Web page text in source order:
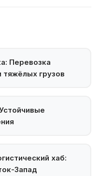
Перевозка
тяжёлых грузов
хаб:
Запад